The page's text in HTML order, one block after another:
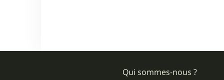
Qui sommes-nous ?